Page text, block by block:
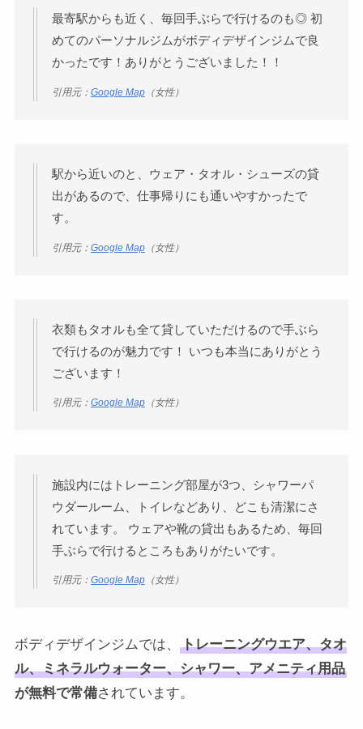
最寄駅からも近く、毎回手ぶらで行けるのも◎ 初
めてのパーソナルジムがボディデザインジムで良
かったです！ありがとうございました！！
引用元： Google Map（女性）
駅から近いのと、ウェア・タオル・シューズの貸
出があるので、仕事帰りにも通いやすかったで
す。
引用元： Google Map（女性）
衣類もタオルも全て貸していただけるので手ぶら
で行けるのが魅力です！ いつも本当にありがとう
ございます！
引用元： Google Map（女性）
施設内にはトレーニング部屋が3つ、シャワーパ
ウダールーム、トイレなどあり、どこも清潔にさ
れています。 ウェアや靴の貸出もあるため、毎回
手ぶらで行けるところもありがたいです。
引用元： Google Map（女性）
ボディデザインジムでは、
トレーニングウエア、タオ
ル、ミネラルウォーター、シャワー、アメニティ用品
が無料で常備されています。